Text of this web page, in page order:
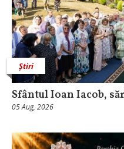
Știri
Sfântul Ioan Iacob,
05 Aug, 2026